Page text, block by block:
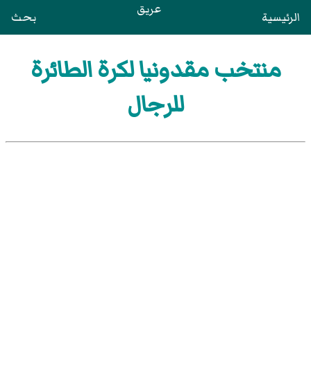
الرئيسية عريق بحث
منتخب مقدونيا لكرة الطائرة
للرجال